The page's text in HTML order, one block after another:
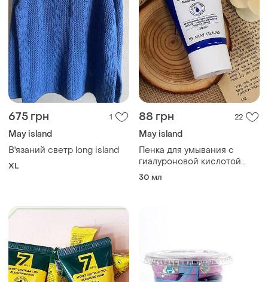
675 грн 1
May island
В'язаний светр long island
XL
88 грн 22
May island
Пенка для умывания с
гиалуроновой кислотой
may island 7 days secret 4d
30 мл